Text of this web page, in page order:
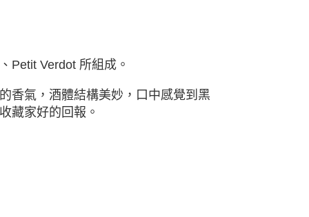
、 Petit Verdot 所組成。
香氣，酒體結構美妙，口中感覺到黑
藏家好的回報。